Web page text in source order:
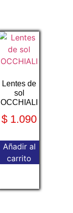
Lentes de
sol
OCCHIALI
$ 1.090
Añadir al
carrito